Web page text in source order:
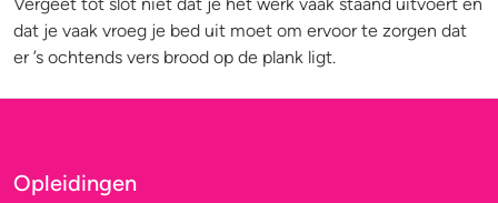
dat je vaak vroeg je bed uit moet om ervoor te zorgen dat
er ’s ochtends vers brood op de plank ligt.
Opleidingen